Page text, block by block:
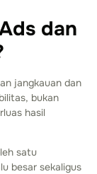
dan
jangkauan dan
bukan
hasil
satu
besar sekaligus